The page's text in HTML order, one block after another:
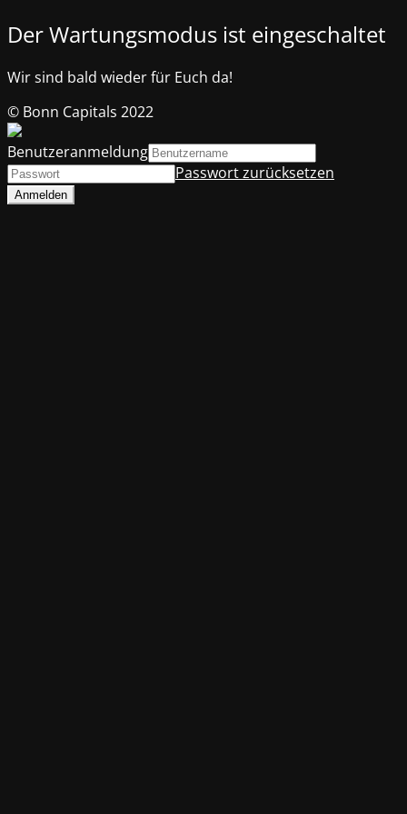
Der Wartungsmodus ist eingeschaltet
Wir sind bald wieder für Euch da!
© Bonn Capitals 2022
Benutzeranmeldung
Passwort zurücksetzen